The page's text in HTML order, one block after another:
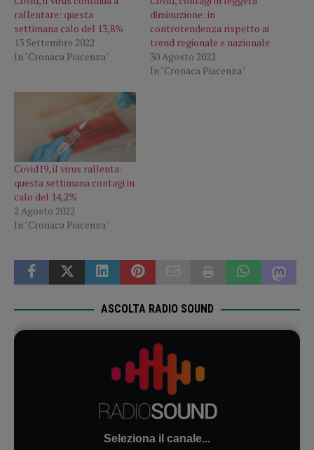
rallentare: questa
settimana calo del 13,8%
13 Settembre 2022
In "Cronaca Piacenza"
diminuzione: in
controtendenza rispetto ai
trend regionale e nazionale
30 Agosto 2022
In "Cronaca Piacenza"
Covid19, il virus rallenta:
questa settimana contagi in
calo del 14,2%
2 Agosto 2022
In "Cronaca Piacenza"
ASCOLTA RADIO SOUND
Seleziona il canale...